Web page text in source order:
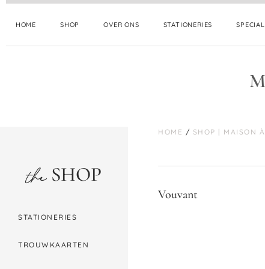
HOME SHOP OVER ONS STATIONERIES
theSHOP
STATIONERIES
TROUWKAARTEN
HOME / SHOP | MAISON
Vouvant